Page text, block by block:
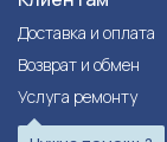
Доставка и оплата
Возврат и обмен
Услуга ремонту